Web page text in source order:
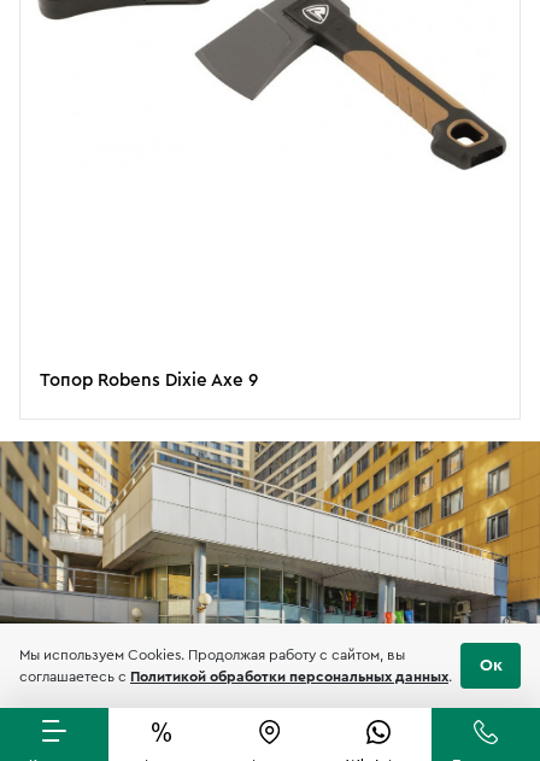
Топор Robens Dixie Axe 9
Мы используем Cookies. Продолжая работу с сайтом, вы
соглашаетесь с Политикой обработки персональных данных.
Ок